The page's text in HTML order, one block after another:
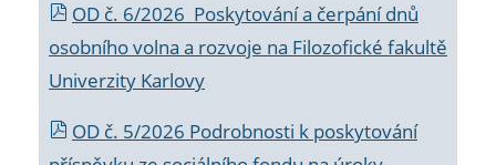
OD č. 6/2026 Poskytování a čerpání dnů
osobního volna a rozvoje na Filozofické fakultě
Univerzity Karlovy
OD č. 5/2026 Podrobnosti k poskytování